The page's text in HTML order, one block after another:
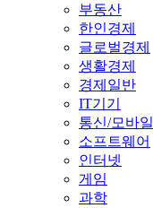
부동산
한인경제
글로벌경제
생활경제
경제일반
IT기기
통신/모바일
소프트웨어
인터넷
게임
과학